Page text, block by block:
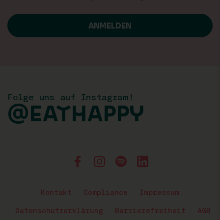
Folge uns auf Instagram!
@EATHAPPY
Kontakt Compliance Impressum
Datenschutzerklärung Barrierefreiheit AGB